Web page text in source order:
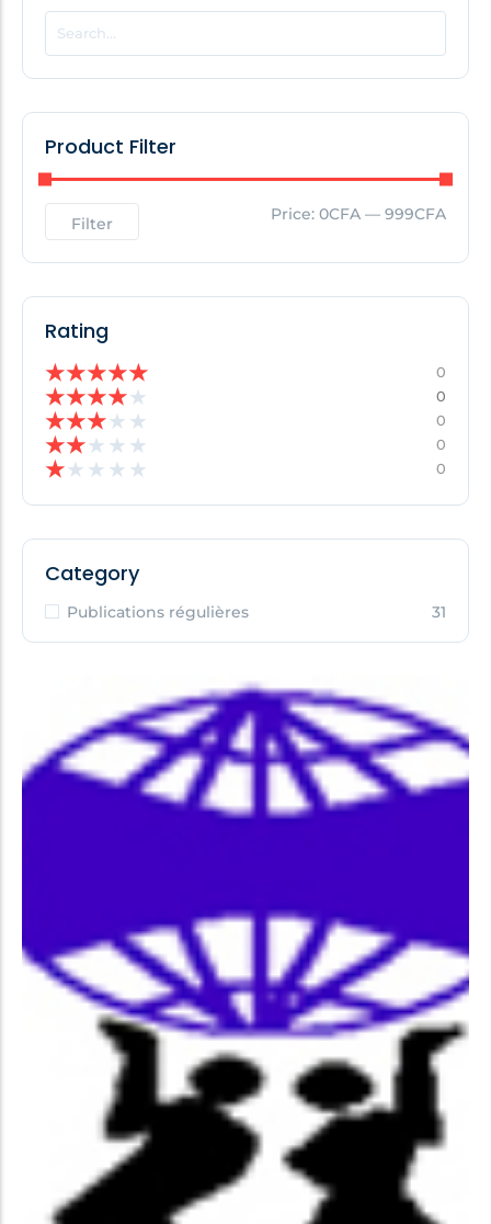
POPULAR THIS WEEK
No Posts Found!
No Posts Found!
Product Filter
Filter Price: 0CFA — 999CFA
Rating
★★★★★ 0
★★★★★ 0
★★★★ ★ 0
★★★ ★ ★ 0
★★ ★ ★ ★ 0
Category
Publications régulières 31